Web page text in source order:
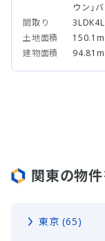
ウン」
間取り
土地面積
建物面積
関東の物
東京 (65)